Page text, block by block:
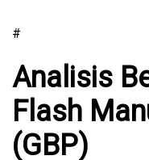
#
Analisis
Flash
(GBP)